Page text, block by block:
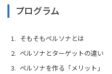
プログラム
そもそもペルソナとは
ペルソナとターゲットの違い
ペルソナを作る「メリット」